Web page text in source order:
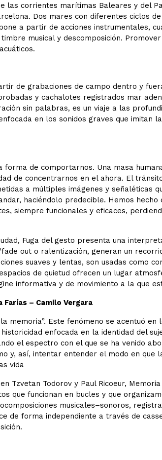
las corrientes marítimas Baleares y del
Dos mares con diferentes ciclos
a partir de acciones instrumentales,
musical y descomposición.
de grabaciones de campo dentro y
y cachalotes registrados mar
sin palabras, es un viaje a las
en los sonidos graves que imitan
forma de comportarnos. Una masa
de concentrarnos en el ahora. El
a múltiples imágenes y señaléticas
haciéndolo predecible. Hemos hecho
siempre funcionales y eficaces,
Fuga del gesto presenta una
out o ralentización, generan un
suaves y lentas, son usadas como
de quietud ofrecen un lugar
informativa y de movimiento a la que
Farías – Camilo Vergara
memoria”. Este fenómeno se acentuó en
enfocada en la identidad del
el espectro con el que se ha venido
y, así, intentar entender el modo en que
vida
Tzvetan Todorov y Paul Ricoeur,
que funcionan en bucles y que
musicales–sonoros,
de forma independiente a través de